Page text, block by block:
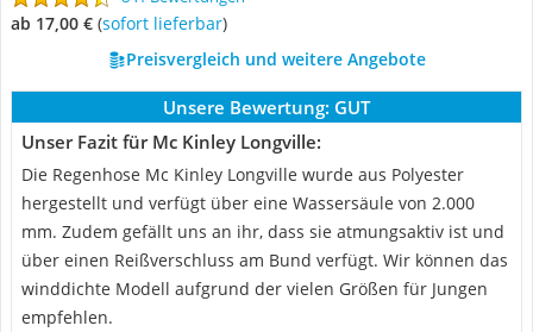
ab 17,00 € ( Sofort lieferbar)
Preisvergleich und weitere Angebote
Unsere Bewertung: GUT
Unser Fazit für Mc Kinley Longville:
Die Regenhose Mc Kinley Longville wurde aus Polyester
hergestellt und verfügt über eine Wassersäule von 2.000
mm. Zudem gefällt uns an ihr, dass sie atmungsaktiv ist und
über einen Reißverschluss am Bund verfügt. Wir können das
winddichte Modell aufgrund der vielen Größen für Jungen
empfehlen.